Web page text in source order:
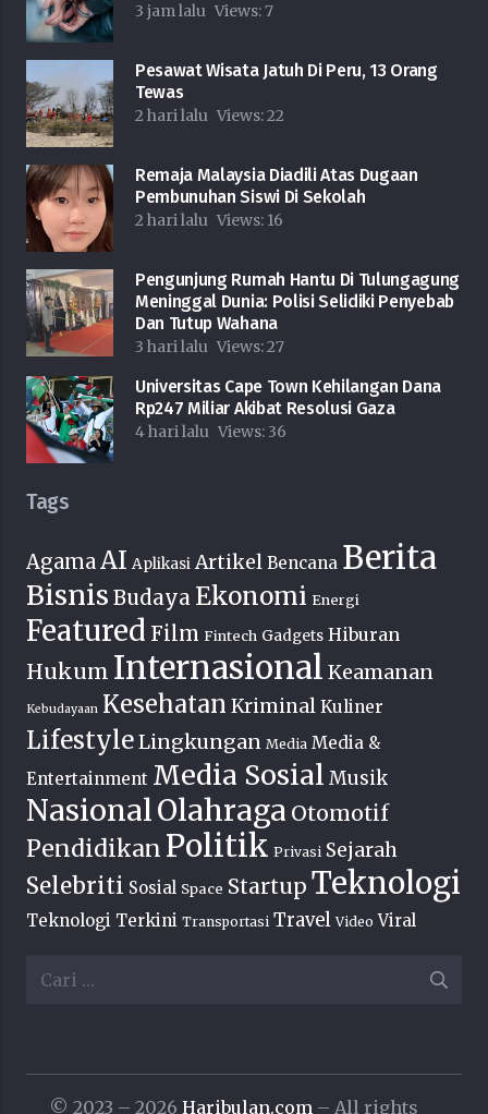
3 jam lalu Views:7
Pesawat Wisata Jatuh Di Peru, 13 Orang
Tewas
2 hari lalu Views:22
Remaja Malaysia Diadili Atas Dugaan
Pembunuhan Siswi Di Sekolah
2 hari lalu Views: 16
Pengunjung Rumah Hantu Di Tulungagung
Meninggal Dunia: Polisi Selidiki Penyebab
Dan Tutup Wahana
3 hari lalu Views:27
Universitas Cape Town Kehilangan Dana
Rp247 Miliar Akibat Resolusi Gaza
4 hari lalu Views: 36
Tags
AgamaAI Aplikasi Artikel Bencana Berita
Bisnis Budaya Ekonomi Energi
Featured Film Fintech Gadgets Hiburan
Hukum Internasional Keamanan
Kebudayaan Kesehatan Kriminal Kuliner
LifestyleLingkungan Media Media &
Entertainment Media Sosial Musik
NasionalOlahraga Otomotif
Pendidikan Politik Privasi Sejarah
Selebriti Sosial Space Startup Teknologi
Teknologi Terkini Transportasi Travel Video Viral
Cari
© 2023 – 2026 Haribulan.com – All rights